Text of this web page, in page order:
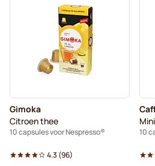
Accessoires voor Nespresso®
Koffieverrijkers voor Nespresso®
Ontkalken en onderhoud voor
Segafredo - Koffiecapsules voor
Gimoka
Citroen thee
10 capsules voor Nespresso®
4.3 (96)
10